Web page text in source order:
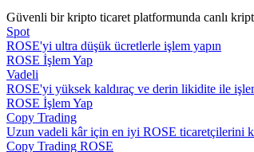
Kopya Tüccarı Olun
Güvenli bir kripto ticaret platformunda canlı
Spot
ROSE'yi ultra düşük ücretlerle işlem yapın
ROSE İşlem Yap
Vadeli
ROSE'yi yüksek kaldıraç ve derin likidite ile
ROSE İşlem Yap
Copy Trading
Uzun vadeli kâr için en iyi ROSE ticaretçilerini
Copy Trading ROSE